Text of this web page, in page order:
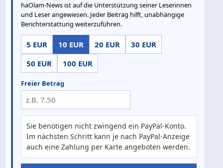
haOlam-News ist auf die Unterstützung seiner Leserinnen
und Leser angewiesen. Jeder Beitrag hilft, unabhängige
Berichterstattung weiterzuführen.
5 EUR 10 EUR 20 EUR
30 EUR
50 EUR
100 EUR
Freier Betrag
Sie benötigen nicht zwingend ein PayPal-Konto.
Im nächsten Schritt kann je nach PayPal-Anzeige
auch eine Zahlung per Karte angeboten werden.